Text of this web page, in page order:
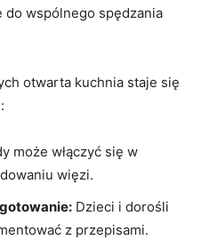
do wspólnego spędzania
otwarta kuchnia staje się
może włączyć się w
więzi.
Dzieci i dorośli
z przepisami.